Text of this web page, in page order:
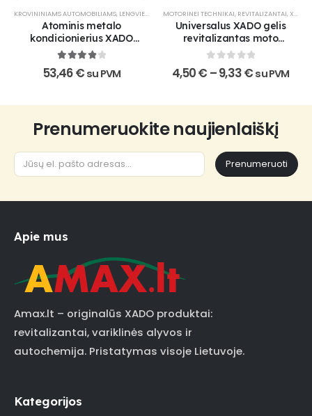
KROVININIAMS AUTOMOBILIAMS, LENGVIESIEMS AUTOMOBILIAMS ,PRAMONEI,REVITALIZANTAI
Atominis metalo
kondicionierius XADO
Maximum 1 Stage
4out of 5
53,46€ su PVM
options
may
be
chosen
on
the
page
MOTORINEI TECHNIKAI, REVITALIZANTAI,XADO PRODUKTAI
Universalus XADO gelis
revitalizantas moto
technikai
out of 5
4,50€ –9,33€Price
through
su PVM
Prenumeruokite naujienlaiškį
Prenumeruoti
Apie mus
Amax.lt – originalūs XADO produktai:
revitalizantai, variklinės alyvos ir
autochemija. Pristatymas visoje Lietuvoje.
Kategorijos